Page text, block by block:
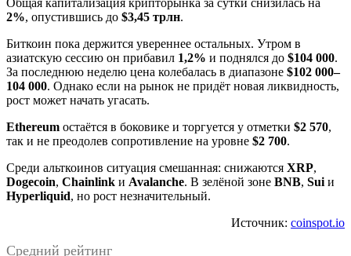
2%, опустившись до $3,45 трлн.
Биткоин пока держится увереннее остальных. Утром в
азиатскую сессию он прибавил 1,2% и поднялся до $104 000.
За последнюю неделю цена колебалась в диапазоне $102 000–
104 000. Однако если на рынок не придёт новая ликвидность,
рост может начать угасать.
Ethereum остаётся в боковике и торгуется у отметки $2 570,
так и не преодолев сопротивление на уровне $2 700.
Среди альткоинов ситуация смешанная: снижаются XRP,
Dogecoin, Chainlink и Avalanche. В зелёной зоне BNB, Sui и
Hyperliquid, но рост незначительный.
Источник: coinspot.io
Средний рейтинг